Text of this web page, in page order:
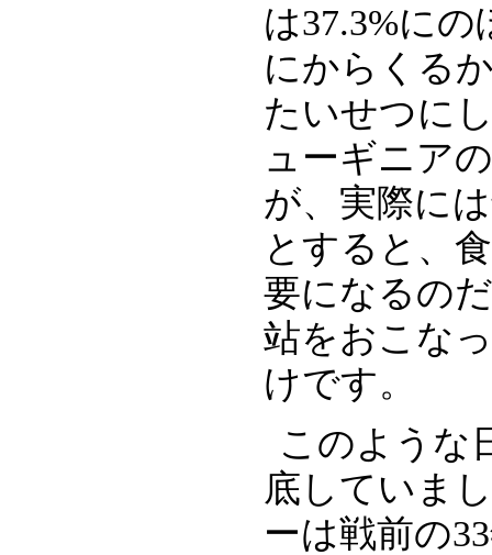
は37.3%に
にからくる
たいせつに
ューギニア
が、実際に
とすると、
要になるの
站をおこな
けです。
このような
底していま
ーは戦前の